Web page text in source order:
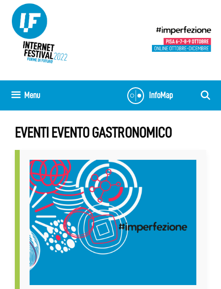
contenuto
InfoMap
Menu
EVENTI EVENTO GASTRONOMICO